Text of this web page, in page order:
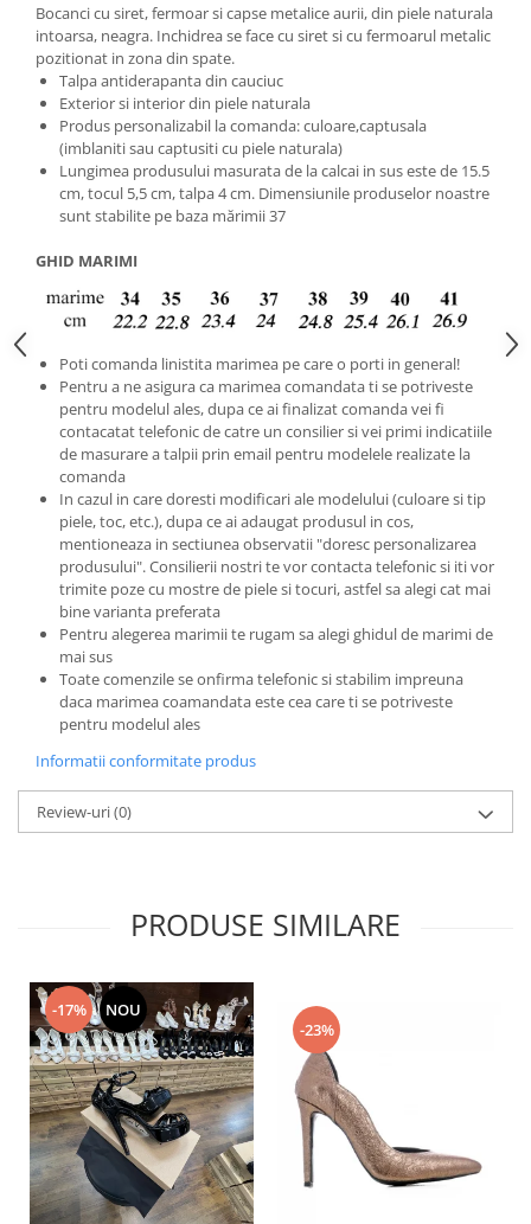
Bocanci cu siret, fermoar si capse metalice aurii, din piele naturala
intoarsa, neagra. Inchidrea se face cu siret si cu fermoarul metalic
pozitionat in zona din spate.
Talpa antiderapanta din cauciuc
Exterior si interior din piele naturala
Produs personalizabil la comanda: culoare,captusala
(imblaniti sau captusiti cu piele naturala)
Lungimea produsului masurata de la calcai in sus este de 15.5
cm, tocul 5,5 cm, talpa 4 cm. Dimensiunile produselor noastre
sunt stabilite pe baza mărimii 37
GHID MARIMI
Poti comanda linistita marimea pe care o porti in general!
Pentru a ne asigura ca marimea comandata ti se potriveste
pentru modelul ales, dupa ce ai finalizat comanda vei fi
contacatat telefonic de catre un consilier si vei primi indicatiile
de masurare a talpii prin email pentru modelele realizate la
comanda
In cazul in care doresti modificari ale modelului (culoare si tip
piele, toc, etc.), dupa ce ai adaugat produsul in cos,
mentioneaza in sectiunea observatii "doresc personalizarea
produsului". Consilierii nostri te vor contacta telefonic si iti vor
trimite poze cu mostre de piele si tocuri, astfel sa alegi cat mai
bine varianta preferata
Pentru alegerea marimii te rugam sa alegi ghidul de marimi de
mai sus
Toate comenzile se onfirma telefonic si stabilim impreuna
daca marimea coamandata este cea care ti se potriveste
pentru modelul ales
Informatii conformitate produs
Review-uri(0)
PRODUSE SIMILARE
-17% NOU
-23%